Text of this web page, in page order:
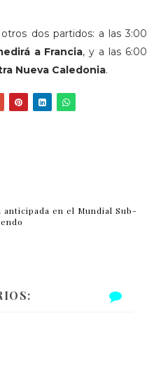
dos partidos: a las 3:00
a Francia, y a las 6:00
Nueva Caledonia.
en el Mundial Sub-